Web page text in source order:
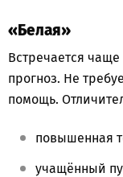
«Белая»
Встречается
прогноз. Не
помощь.
повышенная
учащённый